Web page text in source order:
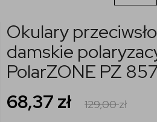
Okulary
damskie
PolarZONE PZ
68,37 zł 129,00zł